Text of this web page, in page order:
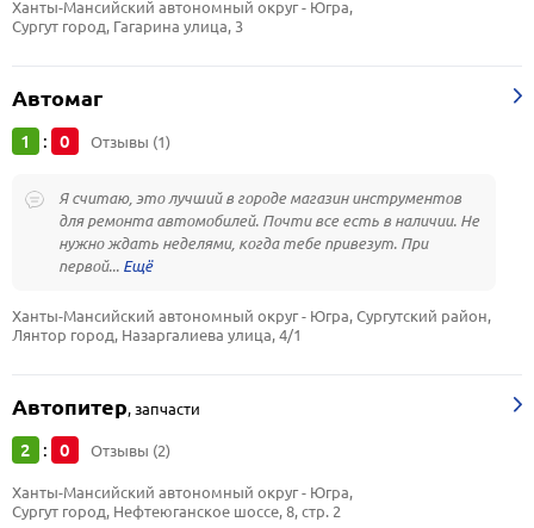
Ханты-Мансийский автономный округ - Югра,
Сургут город, Гагарина улица, 3
Автомаг
1 : 0 Отзывы (1)
Я считаю, это лучший в городе магазин инструментов
для ремонта автомобилей. Почти все есть в наличии. Не
нужно ждать неделями, когда тебе привезут. При
первой...
Ханты-Мансийский автономный округ - Югра, Сургутский район,
Лянтор город, Назаргалиева улица, 4/1
Автопитер,запчасти
2 : 0 Отзывы (2)
Ханты-Мансийский автономный округ - Югра,
Сургут город, Нефтеюганское шоссе, 8, стр. 2